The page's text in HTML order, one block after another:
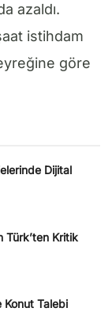
azaldı.
istihdam
göre
Dijital
Türk’ten Kritik
Konut Talebi